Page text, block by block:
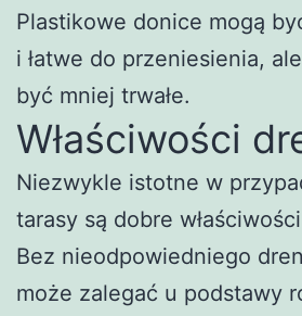
Plastikowe donice mogą
i łatwe do przeniesienia,
być mniej trwałe.
Właściwości
Niezwykle istotne w
tarasy są dobre
Bez nieodpowiedniego
może zalegać u podstawy